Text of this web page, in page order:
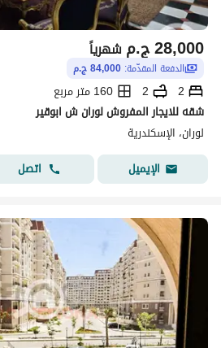
ج.م28,000 شهرياً
الدفعة المقدّمة: 84,000 ج.م
2
2
160 متر مربع
شقه للايجار المفروش لوران ش ابوقير
لوران، الإسكندرية
الإيميل
اتصل